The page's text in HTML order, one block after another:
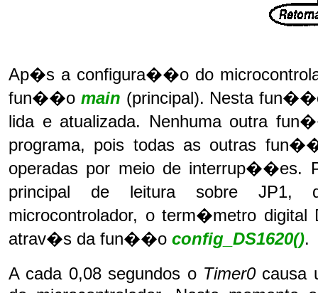
Ap�s a configura��o do
fun��o main (principal). Nesta
lida e atualizada. Nenhuma outra
programa, pois todas as outras
operadas por meio de interrup��es.
principal de leitura sobre JP1,
microcontrolador, o term�metro
atrav�s da fun��o config_DS1620().
A cada 0,08 segundos o Timer0causa